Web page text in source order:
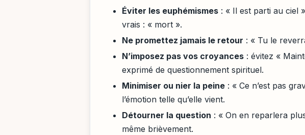
Éviter les euphémismes : « Il est parti au ciel
vrais : « mort ».
Ne promettez jamais le retour : « Tu le
N’imposez pas vos croyances : évitez «
exprimé de questionnement spirituel.
Minimiser ou nier la peine : « Ce n’est pas
l’émotion telle qu’elle vient.
Détourner la question : « On en reparlera
même brièvement.